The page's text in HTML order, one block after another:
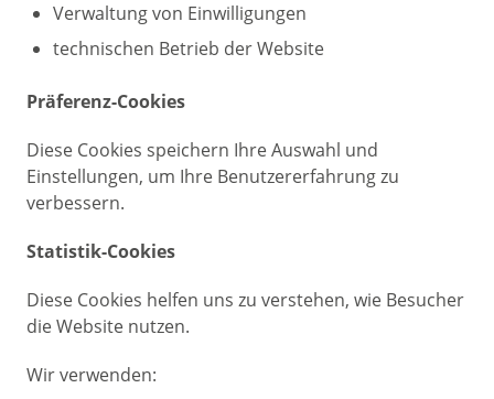
Verwaltung von Einwilligungen
technischen Betrieb der Website
Präferenz-Cookies
Diese Cookies speichern Ihre Auswahl und
Einstellungen, um Ihre Benutzererfahrung zu
verbessern.
Statistik-Cookies
Diese Cookies helfen uns zu verstehen, wie Besucher
die Website nutzen.
Wir verwenden: